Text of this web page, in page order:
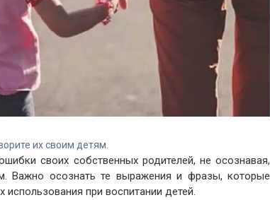
их своим детям.
своих собственных родителей, не осознавая,
Важно осознать те выражения и фразы, которые
при воспитании детей.